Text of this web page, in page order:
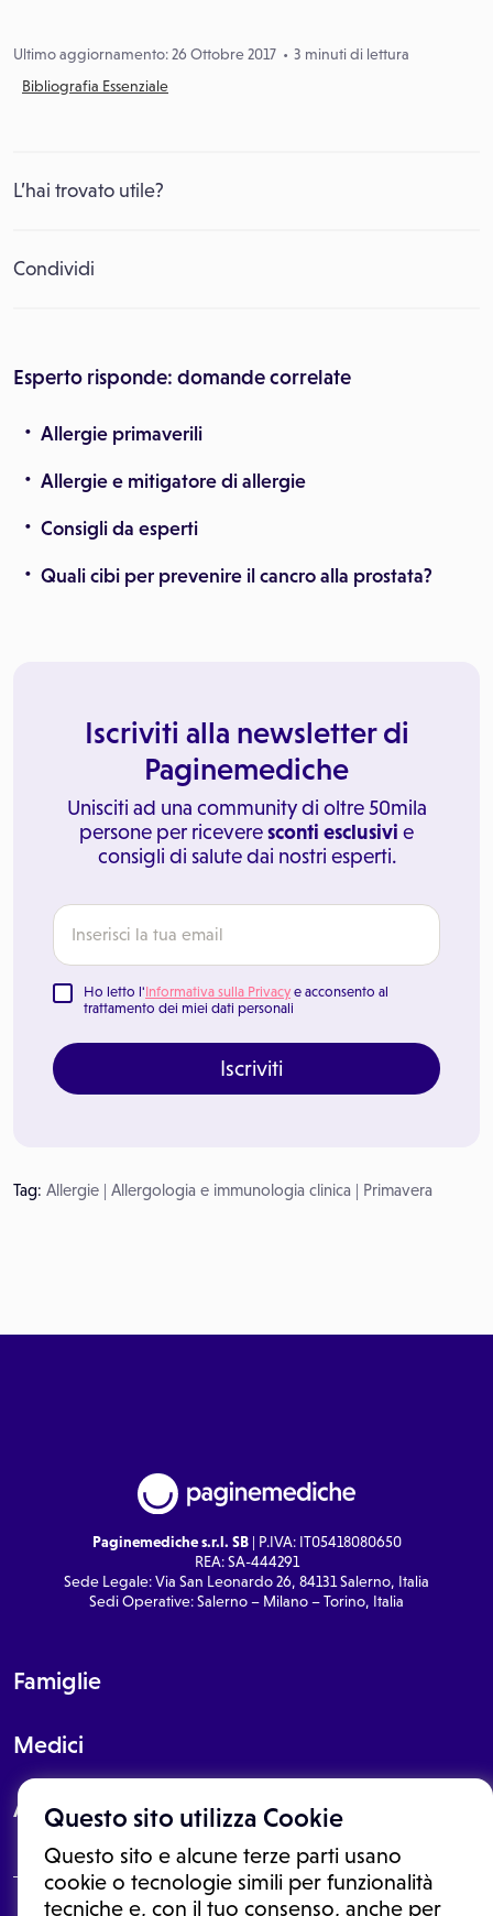
Questo sito utilizza Cookie
Questo sito e alcune terze parti usano
cookie o tecnologie simili per funzionalità
tecniche e, con il tuo consenso, anche per
Ultimo aggiornamento: 26 Ottobre 2017
3 minuti di lettura
Bibliografia Essenziale
L’hai trovato utile?
Condividi
Esperto risponde: domande correlate
Allergie primaverili
Allergie e mitigatore di allergie
Consigli da esperti
Quali cibi per prevenire il cancro alla prostata?
Iscriviti alla newsletter di
Paginemediche
Unisciti ad una community di oltre 50mila
persone per riceveresconti esclusivi e
consigli di salute dai nostri esperti.
Ho letto l'Informativa sulla Privacy e acconsento al
trattamento dei miei dati personali
Iscriviti
Tag: Allergie | Allergologia e immunologia clinica | Primavera
Paginemediche s.r.l. SB| P.IVA: IT05418080650
REA: SA-444291
Sede Legale: Via San Leonardo 26, 84131 Salerno, Italia
Sedi Operative: Salerno – Milano – Torino, Italia
Famiglie
Medici
About